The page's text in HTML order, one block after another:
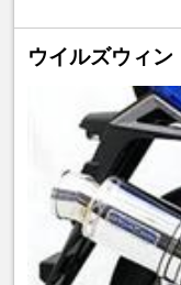
ウイルズウィン